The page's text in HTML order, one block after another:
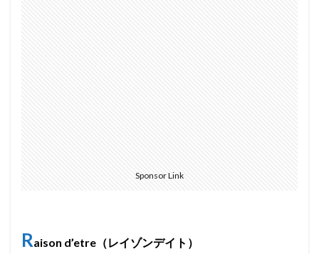
Sponsor Link
Raison d’etre（レイゾンデイト）